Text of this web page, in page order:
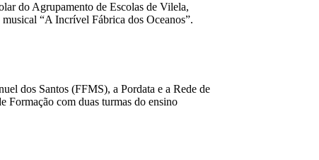
do Agrupamento de Escolas de Vilela,
“A Incrível Fábrica dos Oceanos”.
dos Santos (FFMS), a Pordata e a Rede de
Formação com duas turmas do ensino